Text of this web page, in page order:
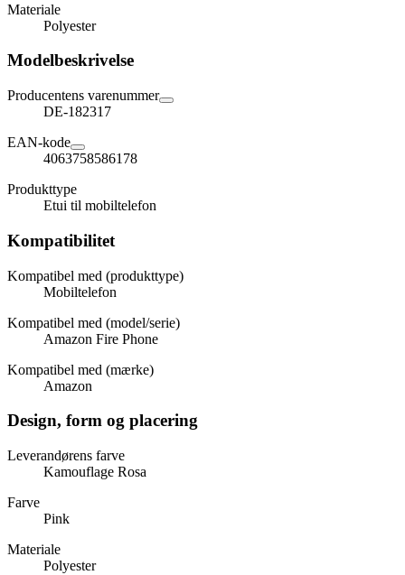
Materiale
Polyester
Modelbeskrivelse
Producentens varenummer
DE-182317
EAN-kode
4063758586178
Produkttype
Etui til mobiltelefon
Kompatibilitet
Kompatibel med (produkttype)
Mobiltelefon
Kompatibel med (model/serie)
Amazon Fire Phone
Kompatibel med (mærke)
Amazon
Design, form og placering
Leverandørens farve
Kamouflage Rosa
Farve
Pink
Materiale
Polyester